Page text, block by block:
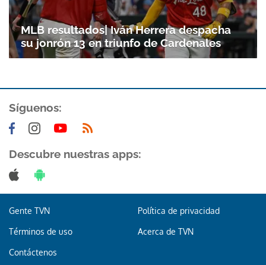
MLB resultados| Iván Herrera despacha
su jonrón 13 en triunfo de Cardenales
Síguenos:
Descubre nuestras apps:
Gente TVN Política de privacidad
Términos de uso Acerca de TVN
Contáctenos